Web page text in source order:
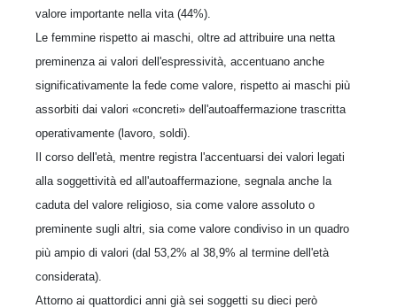
valore importante nella vita (44%).
Le femmine rispetto ai maschi, oltre ad attribuire una netta
preminenza ai valori dell'espressività, accentuano anche
significativamente la fede come valore, rispetto ai maschi più
assorbiti dai valori «concreti» dell'autoaffermazione trascritta
operativamente (lavoro, soldi).
Il corso dell'età, mentre registra l'accentuarsi dei valori legati
alla soggettività ed all'autoaffermazione, segnala anche la
caduta del valore religioso, sia come valore assoluto o
preminente sugli altri, sia come valore condiviso in un quadro
più ampio di valori (dal 53,2% al 38,9% al termine dell'età
considerata).
Attorno ai quattordici anni già sei soggetti su dieci però